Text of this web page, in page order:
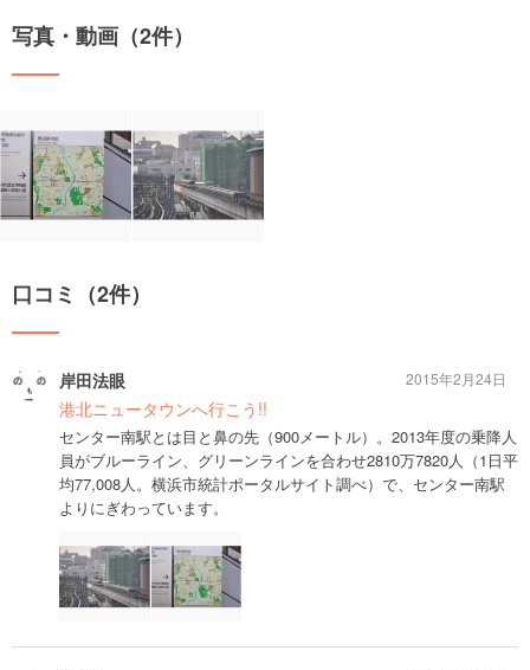
写真・動画（2件）
口コミ（2件）
岸田法眼
港北ニュータウンへ行こう!!
センター南駅とは目と鼻の先（900メートル）。2013年度の乗降人
員がブルーライン、グリーンラインを合わせ2810万7820人（1日平
均77,008人。横浜市統計ポータルサイト調べ）で、センター南駅
よりにぎわっています。
2015年2月24日